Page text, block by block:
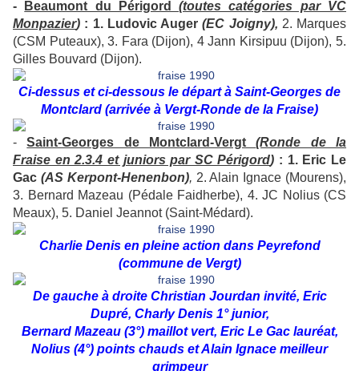
-
Beaumont du Périgord(toutes catégories par VC
Monpazier) : 1. Ludovic Auger(EC Joigny), 2. Marques
(CSM Puteaux), 3. Fara (Dijon), 4 Jann Kirsipuu (Dijon), 5.
Gilles Bouvard (Dijon).
Ci-dessus et ci-dessous le départ à Saint-Georges de
Montclard (arrivée à Vergt-Ronde de la Fraise)
-Saint-Georges de Montclard-Vergt(Ronde de la
Fraise en 2.3.4 et juniors par SC Périgord) : 1. Eric Le
Gac (AS Kerpont-Henenbon), 2. Alain Ignace (Mourens),
3. Bernard Mazeau (Pédale Faidherbe), 4. JC Nolius (CS
Meaux), 5. Daniel Jeannot (Saint-Médard).
Charlie Denis en pleine action dans Peyrefond
(commune de Vergt)
De gauche à droite Christian Jourdan invité, Eric
Dupré, Charly Denis 1° junior,
Bernard Mazeau (3°) maillot vert, Eric Le Gac lauréat,
Nolius (4°) points chauds et Alain Ignace meilleur
grimpeur